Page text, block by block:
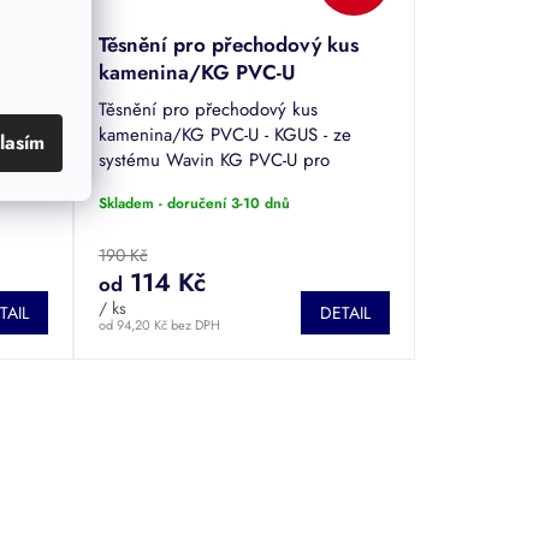
až
Těsnění pro přechodový kus
kamenina/KG PVC-U
Těsnění pro přechodový kus
kamenina/KG PVC-U - KGUS - ze
systému Wavin KG PVC-U pro
vod. Průměr DN 100 až 200.
Skladem - doručení 3-10 dnů
190 Kč
od 94,20 Kč bez DPH
od 114 Kč
/ ks DETAIL